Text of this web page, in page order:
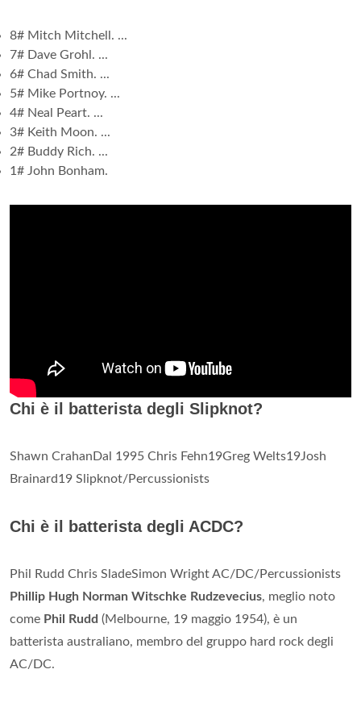
8# Mitch Mitchell. ...
7# Dave Grohl. ...
6# Chad Smith. ...
5# Mike Portnoy. ...
4# Neal Peart. ...
3# Keith Moon. ...
2# Buddy Rich. ...
1# John Bonham.
Chi è il batterista degli Slipknot?
Shawn CrahanDal 1995 Chris Fehn19Greg Welts19Josh
Brainard19 Slipknot/Percussionists
Chi è il batterista degli ACDC?
Phil Rudd Chris SladeSimon Wright AC/DC/Percussionists
Phillip Hugh Norman Witschke Rudzevecius, meglio noto
come Phil Rudd (Melbourne, 19 maggio 1954), è un
batterista australiano, membro del gruppo hard rock degli
AC/DC.